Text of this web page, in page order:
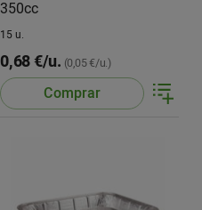
350cc
15 u.
0,68 €/u. (0,05 €/u.)
Comprar